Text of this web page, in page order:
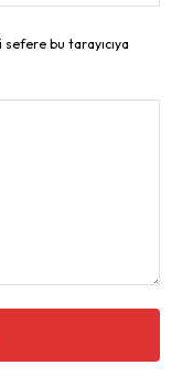
bu tarayıcıya